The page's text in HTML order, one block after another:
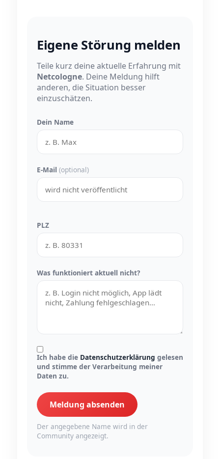
Eigene Störung melden
Teile kurz deine aktuelle Erfahrung mit
Netcologne. Deine Meldung hilft
anderen, die Situation besser
einzuschätzen.
Dein Name
E-Mail (optional)
PLZ
Was funktioniert aktuell nicht?
Ich habe die Datenschutzerklärung gelesen
und stimme der Verarbeitung meiner
Daten zu.
Meldung absenden
Der angegebene Name wird in der
Community angezeigt.